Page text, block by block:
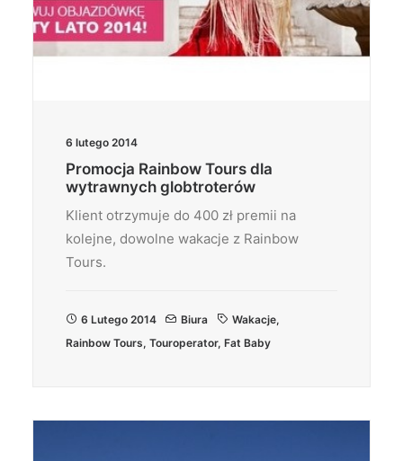
6 lutego 2014
Promocja Rainbow Tours dla
wytrawnych globtroterów
Klient otrzymuje do 400 zł premii na
kolejne, dowolne wakacje z Rainbow
Tours.
6 Lutego 2014 Biura Wakacje,
Rainbow Tours, Touroperator, Fat Baby